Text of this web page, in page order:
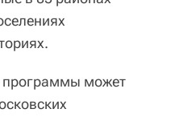
программы может